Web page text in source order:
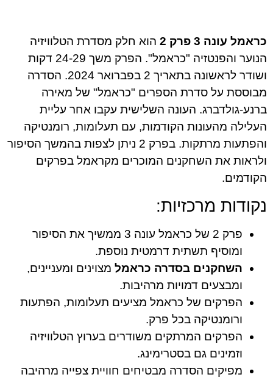
כראמל עונה 3 פרק 2
הוא חלק מסדרת הטלוויזיה
הנוער והפנטזיה "כראמל". הפרק משך 24-29 דקות
ושודר לראשונה בתאריך 2 בפברואר 2024. הסדרה
מבוססת על סדרת הספרים "כראמל" של מאירה
ברנע-גולדברג. העונה השלישית עקבו אחר עליית
העלילה מהעונות הקודמות, עם תעלומות, רומנטיקה
והפתעות מרתקות. בפרק 2 ניתן לצפות בהמשך הסיפור
ולראות את השחקנים המוכרים מקראמל בפרקים
הקודמים.
נקודות מרכזיות:
פרק 2 של כראמל עונה 3 ממשיך את הסיפור
ומוסיף תשתית דרמטית נוספת.
השחקנים בסדרה כראמל מצוינים ומעניינים,
ומבצעים דמויות מרהיבות.
הפרקים של כראמל מציעים תעלומות, הפתעות
ורומנטיקה בכל פרק.
הפרקים המרתקים משודרים בערוץ הטלוויזיה
וזמינים גם בסטרימינג.
מפיקים הסדרה מבטיחים חוויית צפייה מרהיבה